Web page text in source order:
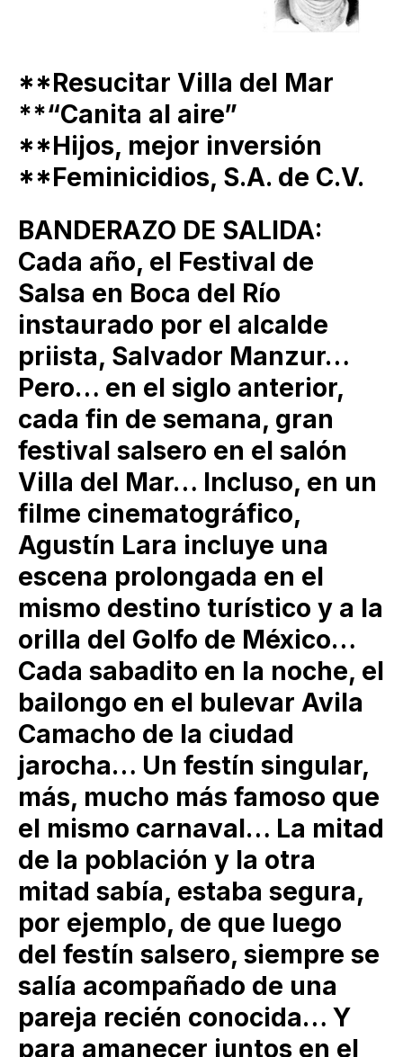
**Resucitar Villa del Mar
**“Canita al aire”
**Hijos, mejor inversión
**Feminicidios, S.A. de C.V.
BANDERAZO DE SALIDA:
Cada año, el Festival de
Salsa en Boca del Río
instaurado por el alcalde
priista, Salvador Manzur…
Pero… en el siglo anterior,
cada fin de semana, gran
festival salsero en el salón
Villa del Mar… Incluso, en un
filme cinematográfico,
Agustín Lara incluye una
escena prolongada en el
mismo destino turístico y a la
orilla del Golfo de México…
Cada sabadito en la noche, el
bailongo en el bulevar Avila
Camacho de la ciudad
jarocha… Un festín singular,
más, mucho más famoso que
el mismo carnaval… La mitad
de la población y la otra
mitad sabía, estaba segura,
por ejemplo, de que luego
del festín salsero, siempre se
salía acompañado de una
pareja recién conocida… Y
para amanecer juntos en el